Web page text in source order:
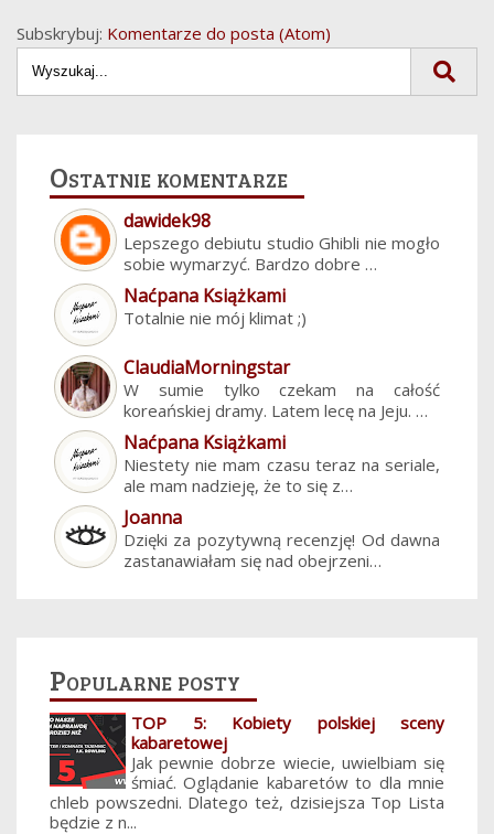
Subskrybuj: Komentarze do posta (Atom)
Ostatnie komentarze
dawidek98
Lepszego debiutu studio Ghibli nie mogło
sobie wymarzyć. Bardzo dobre …
Naćpana Książkami
Totalnie nie mój klimat ;)
ClaudiaMorningstar
W sumie tylko czekam na całość
koreańskiej dramy. Latem lecę na Jeju. …
Naćpana Książkami
Niestety nie mam czasu teraz na seriale,
ale mam nadzieję, że to się z…
Joanna
Dzięki za pozytywną recenzję! Od dawna
zastanawiałam się nad obejrzeni…
Popularne posty
TOP 5: Kobiety polskiej sceny
kabaretowej
Jak pewnie dobrze wiecie, uwielbiam się
śmiać. Oglądanie kabaretów to dla mnie
chleb powszedni. Dlatego też, dzisiejsza Top Lista
będzie z n...